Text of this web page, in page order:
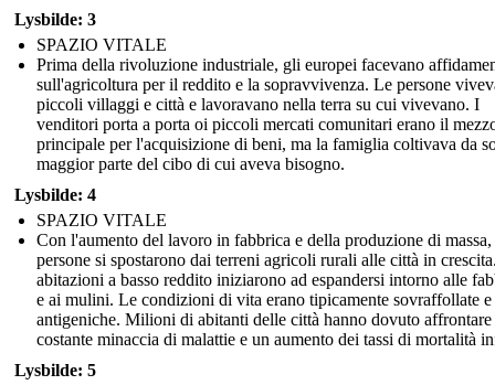
Lysbilde: 3
SPAZIO VITALE
Prima della rivoluzione industriale, gli europei facevano
sull'agricoltura per il reddito e la sopravvivenza. Le persone
piccoli villaggi e città e lavoravano nella terra su cui vivevano. I
venditori porta a porta oi piccoli mercati comunitari erano il
principale per l'acquisizione di beni, ma la famiglia coltivava da
maggior parte del cibo di cui aveva bisogno.
Lysbilde: 4
SPAZIO VITALE
Con l'aumento del lavoro in fabbrica e della produzione di massa,
persone si spostarono dai terreni agricoli rurali alle città in
abitazioni a basso reddito iniziarono ad espandersi intorno alle
e ai mulini. Le condizioni di vita erano tipicamente sovraffollate e
antigeniche. Milioni di abitanti delle città hanno dovuto affrontare
costante minaccia di malattie e un aumento dei tassi di mortalità
Lysbilde: 5